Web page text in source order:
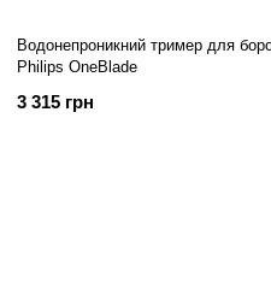
Водонепроникний тример для
Philips OneBlade
3 315 грн